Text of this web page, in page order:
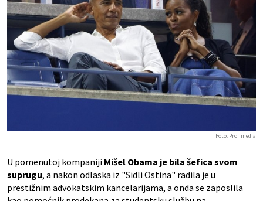
Foto: Profimedia
U pomenutoj kompaniji Mišel Obama je bila šefica svom
suprugu, a nakon odlaska iz "Sidli Ostina" radila je u
prestižnim advokatskim kancelarijama, a onda se zaposlila